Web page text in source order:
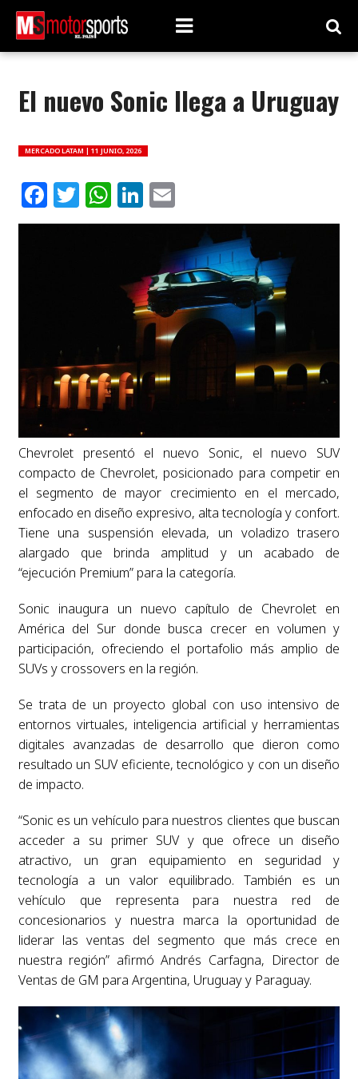
El nuevo Sonic llega a Uruguay
MERCADO LATAM | 11 JUNIO, 2026
Facebook
Twitter
WhatsApp
LinkedIn
Email
Chevrolet presentó el nuevo Sonic, el nuevo SUV
compacto de Chevrolet, posicionado para competir en
el segmento de mayor crecimiento en el mercado,
enfocado en diseño expresivo, alta tecnología y confort.
Tiene una suspensión elevada, un voladizo trasero
alargado que brinda amplitud y un acabado de
“ejecución Premium” para la categoría.
Sonic inaugura un nuevo capítulo de Chevrolet en
América del Sur donde busca crecer en volumen y
participación, ofreciendo el portafolio más amplio de
SUVs y crossovers en la región.
Se trata de un proyecto global con uso intensivo de
entornos virtuales, inteligencia artificial y herramientas
digitales avanzadas de desarrollo que dieron como
resultado un SUV eficiente, tecnológico y con un diseño
de impacto.
“Sonic es un vehículo para nuestros clientes que buscan
acceder a su primer SUV y que ofrece un diseño
atractivo, un gran equipamiento en seguridad y
tecnología a un valor equilibrado. También es un
vehículo que representa para nuestra red de
concesionarios y nuestra marca la oportunidad de
liderar las ventas del segmento que más crece en
nuestra región” afirmó Andrés Carfagna, Director de
Ventas de GM para Argentina, Uruguay y Paraguay.